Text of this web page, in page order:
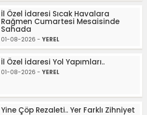
İl Özel İdaresi Sıcak Havalara
Rağmen Cumartesi Mesaisinde
Sahada
01-08-2026 - YEREL
İl Özel İdaresi Yol Yapımları..
01-08-2026 - YEREL
Yine Çöp Rezaleti.. Yer Farklı Zihniyet